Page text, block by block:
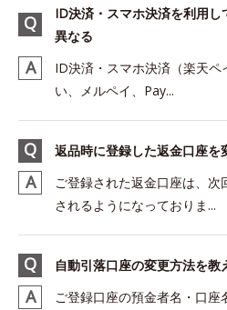
ID決済・スマホ決済を利用
異なる
ID決済・スマホ決済（楽天
い、メルペイ、Pay...
返品時に登録した返金口座を
ご登録された返金口座は、
されるようになっておりま...
自動引落口座の変更方法を教
ご登録口座の預金者名・口座